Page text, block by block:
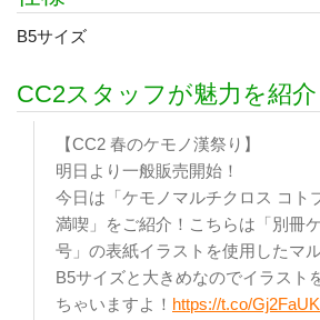
B5サイズ
CC2スタッフが魅力を紹介
【CC2 春のケモノ漢祭り】
明日より一般販売開始！
今日は「ケモノマルチクロス コト
満喫」をご紹介！こちらは「別冊
号」の表紙イラストを使用したマ
B5サイズと大きめなのでイラスト
ちゃいますよ！ https://t.co/